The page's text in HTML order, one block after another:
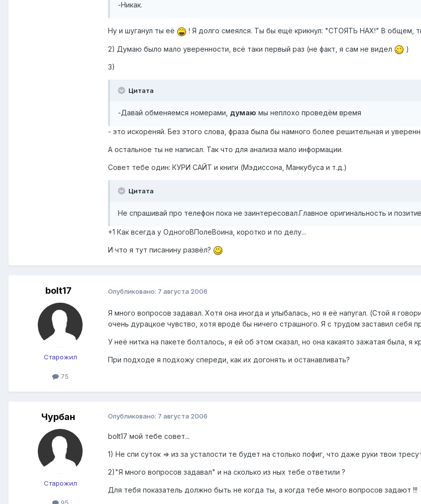
-Никак.
Ну и шуганул ты её ! Я долго смеялся. Ты бы ещё крикнул: "СТОЯТЬ НАХ!" В общем,
2) Думаю было мало уверенности, всё таки первый раз (не факт, я сам не видел )
3)
Цитата
-Давай обменяемся номерами, думаю мы неплохо проведём время
- это искореняй. Без этого слова, фраза была бы намного более решительная и
А остальное ты не написал. Так что для анализа мало информации.
Совет тебе один: КУРИ САЙТ и книги (Мэдиссона, Манкубуса и т.д.)
Цитата
Не спрашивай про телефон пока не заинтересовал.Главное оригинальность и
+1 Как всегда у ОдногоВПолеВоина, коротко и по делу...
И что я тут писанину развёл?
bolt17
Старожил
75
Опубликовано: 7 августа 2006
Я много вопросов задавал. Хотя она иногда и улыбалась, но я её напугал. (Стой я
очень дурацкое чувство, хотя вроде бы ничего страшного. Я с трудом заставил себя
У неё нитка на пакете болталось, я ей об этом сказал, но она какаято зажатая была, я
При подходе я подхожу спереди, как их догонять и останавливать?
Чурбан
Старожил
95
Опубликовано: 7 августа 2006
bolt17 мой тебе совет...
1) Не спи суток => из за усталости те будет на столько пофиг, что даже руки твои
2)"Я много вопросов задавал" и на сколько из ных тебе ответили ?
Для тебя показатель должно быть не когда ты, а когда тебе много вопросов задают !!!